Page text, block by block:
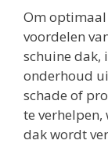
Om
voordelen
schuine dak,
onderhoud
schade of
te
dak wordt